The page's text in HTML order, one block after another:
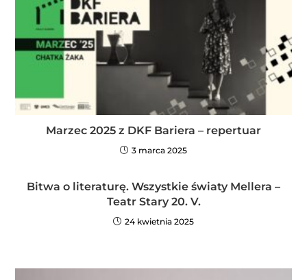
Marzec 2025 z DKF Bariera – repertuar
3 marca 2025
Bitwa o literaturę. Wszystkie światy Mellera –
Teatr Stary 20. V.
24 kwietnia 2025